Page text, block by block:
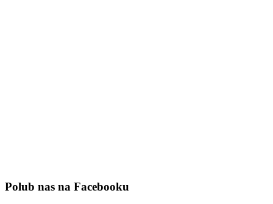
Polub nas na Facebooku